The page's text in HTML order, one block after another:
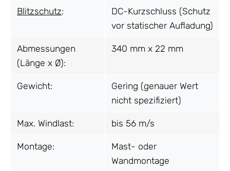
Blitzschutz:
DC-Kurzschluss (Schutz
vor statischer Aufladung)
Abmessungen
(Länge x Ø):
340 mm x 22 mm
Gewicht:
Gering (genauer Wert
nicht spezifiziert)
Max. Windlast: bis 56 m/s
Montage:
Mast- oder
Wandmontage